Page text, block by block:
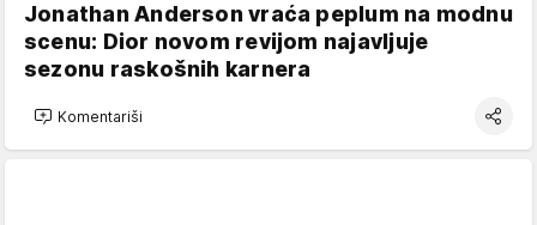
Jonathan Anderson vraća peplum na modnu
scenu: Dior novom revijom najavljuje
sezonu raskošnih karnera
Komentariši